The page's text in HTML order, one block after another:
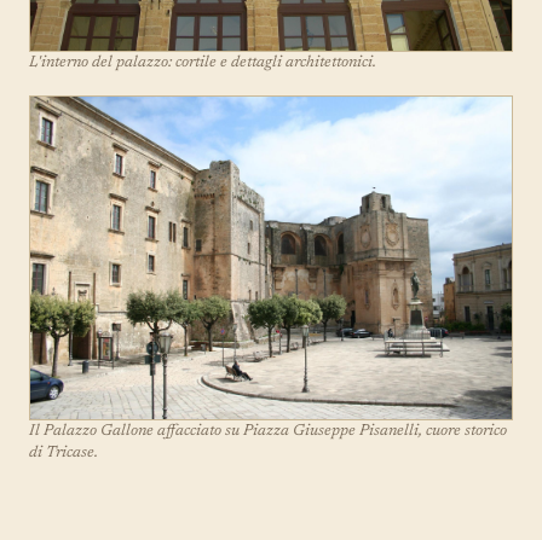
L'interno del palazzo: cortile e dettagli architettonici.
Il Palazzo Gallone affacciato su Piazza Giuseppe Pisanelli, cuore storico
di Tricase.